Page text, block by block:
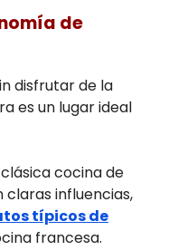
de
disfrutar de la
es un lugar ideal
cocina de
influencias,
típicos de
francesa.